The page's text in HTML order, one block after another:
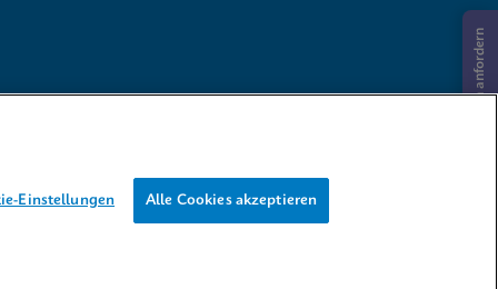
Informationen anfordern
Einstellungen Alle Cookies akzeptieren